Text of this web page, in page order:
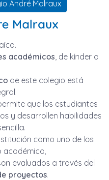
André Malraux
Malraux
académicos, de kínder a
de este colegio está
que los estudiantes
y desarrollen habilidades
como uno de los
académico,
evaluados a través del
proyectos.